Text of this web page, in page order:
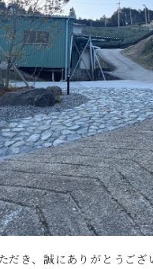
だき、誠にありがとうござ